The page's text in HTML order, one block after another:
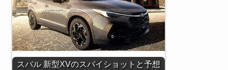
スバル 新型XVのスパイショットと予想